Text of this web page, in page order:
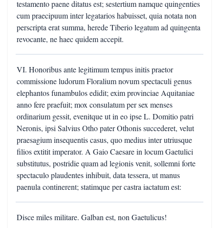
testamento paene ditatus est; sestertium namque quingenties
cum praecipuum inter legatarios habuisset, quia notata non
perscripta erat summa, herede Tiberio legatum ad quingenta
revocante, ne haec quidem accepit.
VI. Honoribus ante legitimum tempus initis praetor
commissione ludorum Floralium novum spectaculi genus
elephantos funambulos edidit; exim provinciae Aquitaniae
anno fere praefuit; mox consulatum per sex menses
ordinarium gessit, evenitque ut in eo ipse L. Domitio patri
Neronis, ipsi Salvius Otho pater Othonis succederet, velut
praesagium insequentis casus, quo medius inter utriusque
filios extitit imperator. A Gaio Caesare in locum Gaetulici
substitutus, postridie quam ad legionis venit, sollemni forte
spectaculo plaudentes inhibuit, data tessera, ut manus
paenula continerent; statimque per castra iactatum est:
Disce miles militare. Galban est, non Gaetulicus!